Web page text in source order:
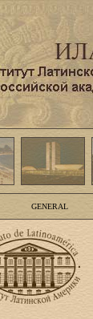
GENERAL